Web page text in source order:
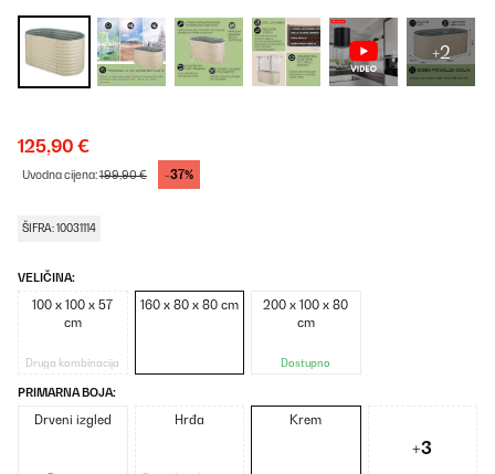
+2
125,90 €
Uvodna cijena:199,90 € -37%
ŠIFRA: 10031114
VELIČINA:
100 x 100 x 57
cm
Druga kombinacija
160 x 80 x 80 cm
200 x 100 x 80
cm
Dostupno
PRIMARNA BOJA:
Drveni izgled Hrđa Krem
+3